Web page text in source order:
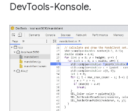
DevTools-Konsole.